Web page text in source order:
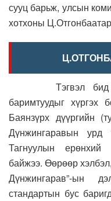
сууц барьж, улсын
хотхоны
Тэгвэл бид энд
баримтуудыг хүргэх
Баянзүрх дүүргийн
Дүнжингаравын
Тагнуулын
байжээ. Өөрөөр
Дүнжингарав”-ын
стандартын бус